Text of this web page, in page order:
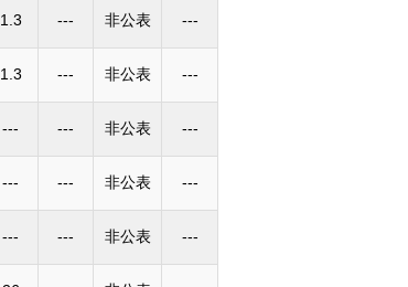
1.3 --- 非公表 ---
1.3 --- 非公表 ---
--- --- 非公表 ---
--- --- 非公表 ---
--- --- 非公表 ---